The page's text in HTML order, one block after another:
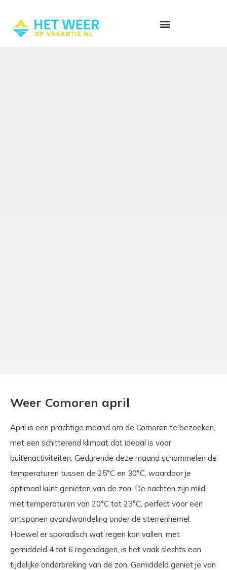
Weer Comoren april
April is een prachtige maand om de Comoren te bezoeken,
met een schitterend klimaat dat ideaal is voor
buitenactiviteiten. Gedurende deze maand schommelen de
temperaturen tussen de 25°C en 30°C, waardoor je
optimaal kunt genieten van de zon. De nachten zijn mild,
met temperaturen van 20°C tot 23°C, perfect voor een
ontspanen avondwandeling onder de sterrenhemel.
Hoewel er sporadisch wat regen kan vallen, met
gemiddeld 4 tot 6 regendagen, is het vaak slechts een
tijdelijke onderbreking van de zon. Gemiddeld geniet je van